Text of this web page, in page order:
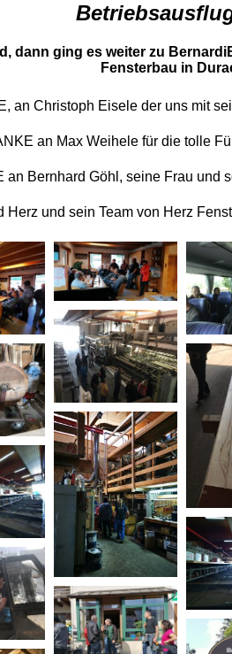
dann ging es weiter zu
Fensterbau in
an Christoph Eisele der uns mit
an Max Weihele für die tolle
an Bernhard Göhl, seine Frau und
und sein Team von Herz